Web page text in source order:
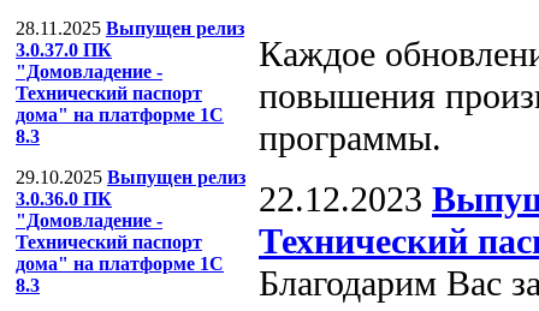
28.11.2025 Выпущен релиз
3.0.37.0 ПК
"Домовладение -
Технический паспорт
дома" на платформе 1С
8.3
29.10.2025 Выпущен релиз
3.0.36.0 ПК
"Домовладение -
Технический паспорт
дома" на платформе 1С
8.3
Каждое
повышения
программы.
22.12.2023
Технический
Благодарим Вас